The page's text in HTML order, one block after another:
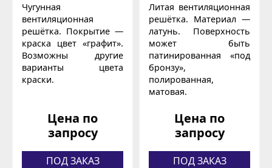
Чугунная
вентиляционная
решётка. Покрытие —
краска цвет «графит».
Возможны другие
варианты цвета
краски.
Цена по
запросу
ПОД ЗАКАЗ
Литая вентиляционная
решётка. Материал —
латунь. Поверхность
может быть
патинированная «под
бронзу»,
полированная,
матовая.
Цена по
запросу
ПОД ЗАКАЗ